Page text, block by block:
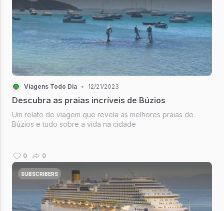
Viagens Todo Dia • 12/21/2023
Descubra as praias incríveis de Búzios
Um relato de viagem que revela as melhores praias de
Búzios e tudo sobre a vida na cidade
0 0
SUBSCRIBERS